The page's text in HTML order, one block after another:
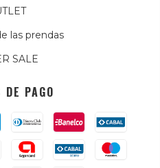
las prendas
SALE
DE PAGO